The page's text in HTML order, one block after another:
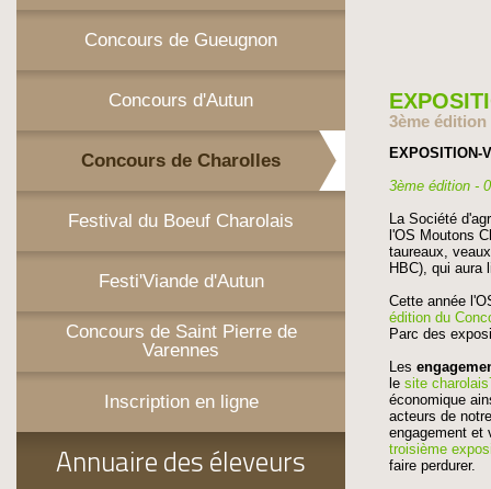
Concours de Gueugnon
Concours d'Autun
Concours de Charolles
Festival du Boeuf Charolais
Festi'Viande d'Autun
Concours de Saint Pierre de
Varennes
Inscription en ligne
Annuaire des éleveurs
3ème édition
EXPOSITION-
3ème édition -
La Société
l'OS Moutons
taureaux,
HBC), qui aura
Cette année
édition du
Parc des
Les
le site
économique
acteurs de
engagement et
troisième
faire perdurer.